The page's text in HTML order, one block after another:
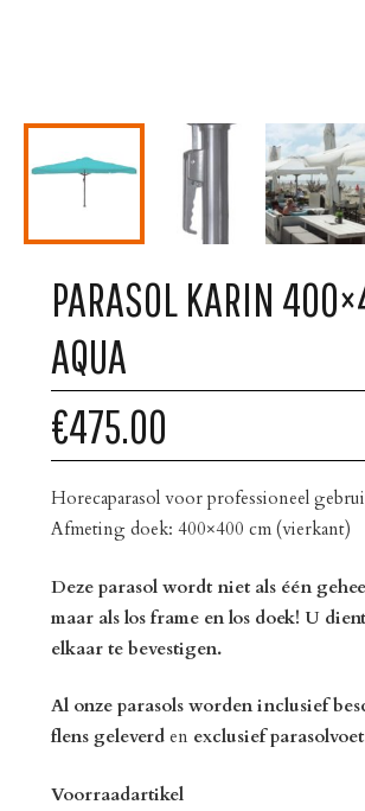
PARASOL KARIN
AQUA
€475.00
Horecaparasol voor professioneel
Afmeting doek: 400×400 cm (vierkant)
Deze parasol wordt niet als één
maar als los frame en los doek! U
elkaar te bevestigen.
Al onze parasols worden inclusief
flens geleverd en exclusief
Voorraadartikel